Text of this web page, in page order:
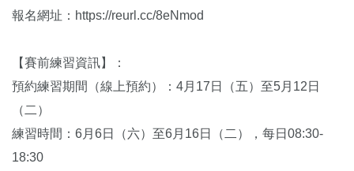
報名網址：https://reurl.cc/8eNmod
【賽前練習資訊】：
預約練習期間（線上預約）：4月17日（五）至5月12日
（二）
練習時間：6月6日（六）至6月16日（二），每日08:30-
18:30